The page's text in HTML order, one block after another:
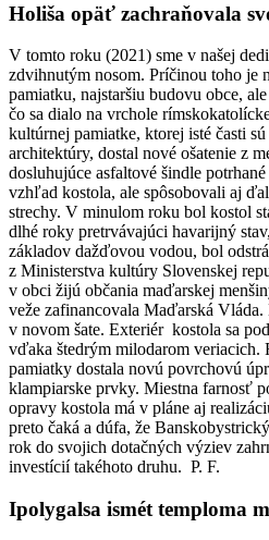
Holiša opäť zachraňovala
V tomto roku (2021) sme v našej
zdvihnutým nosom. Príčinou toho je
pamiatku, najstaršiu budovu obce,
čo sa dialo na vrchole
kultúrnej pamiatke, ktorej isté časti
architektúry, dostal nové ošatenie z
dosluhujúce asfaltové šindle
vzhľad kostola, ale spôsobovali aj
strechy. V minulom roku bol kostol
dlhé roky pretrvávajúci havarijný
základov dažďovou vodou, bol
z Ministerstva kultúry Slovenskej
v obci žijú občania maďarskej
veže zafinancovala Maďarská
v novom šate. Exteriér kostola sa
vďaka štedrým milodarom veriacich.
pamiatky dostala novú povrchovú
klampiarske prvky. Miestna farnosť
opravy kostola má v pláne aj
preto čaká a dúfa, že
rok do svojich dotačných výziev
investícií takéhoto druhu. P. F.
Ipolygalsa ismét temploma